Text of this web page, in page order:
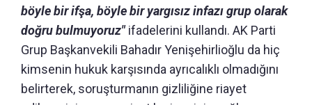
böyle bir ifşa, böyle bir yargısız infazı grup olarak
doğru bulmuyoruz"ifadelerini kullandı. AK Parti
Grup Başkanvekili Bahadır Yenişehirlioğlu da hiç
kimsenin hukuk karşısında ayrıcalıklı olmadığını
belirterek, soruşturmanın gizliliğine riayet